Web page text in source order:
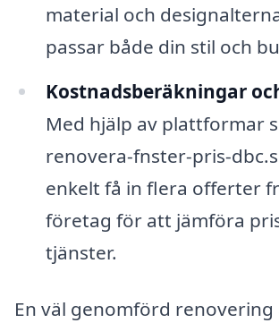
material och
passar både din stil och
Kostnadsberäkningar
Med hjälp av plattformar
renovera-fnster-pris-
enkelt få in flera offerter
företag för att jämföra
tjänster.
En väl genomförd